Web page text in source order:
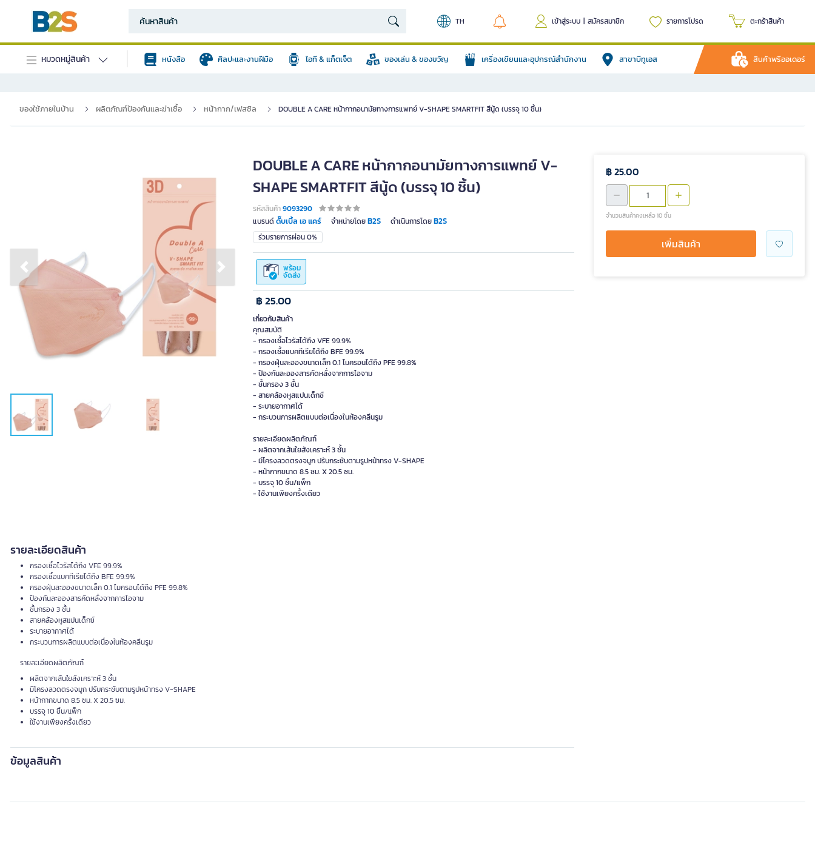
TH เข้าสู่ระบบ | สมัครสมาชิก รายการโปรด ตะกร้าสินค้า
หมวดหมู่สินค้า หนังสือ ศิลปะและงานฝีมือ ไอที & แก็ตเจ็ต ของเล่น & ของขวัญ เครื่องเขียนและอุปกรณ์สำนักงาน สาขาบีทูเอส สินค้าพรีออเดอร์
ของใช้ภายในบ้าน ผลิตภัณฑ์ป้องกันและฆ่าเชื้อ หน้ากาก/เฟสชิล DOUBLE A CARE หน้ากากอนามัยทางการแพทย์ V-SHAPE SMARTFIT สีนู้ด (บรรจุ 10 ชิ้น)
Previous slide Next slide
DOUBLE A CARE หน้ากากอนามัยทางการแพทย์ V-
SHAPE SMARTFIT สีนู้ด (บรรจุ 10 ชิ้น)
รหัสสินค้า9093290
แบรนด์ดั๊บเบิ้ล เอ แคร์ จำหน่ายโดยB2S ดำเนินการโดยB2S
ร่วมรายการผ่อน 0%
พร้อม
จัดส่ง
฿ 25.00
เกี่ยวกับสินค้า
คุณสมบัติ
- กรองเชื้อไวรัสได้ถึง VFE 99.9%
- กรองเชื้อแบคทีเรียได้ถึง BFE 99.9%
- กรองฝุ่นละอองขนาดเล็ก 0.1 ไมครอนได้ถึง PFE 99.8%
- ป้องกันละอองสารคัดหลั่งจากการไอจาม
- ชั้นกรอง 3 ชั้น
- สายคล้องหูสแปนเด็กซ์
- ระบายอากาศได้
- กระบวนการผลิตแบบต่อเนื่องในห้องคลีนรูม
รายละเอียดผลิตภัณฑ์
- ผลิตจากเส้นใยสังเคราะห์ 3 ชั้น
- มีโครงลวดตรงจมูก ปรับกระชับตามรูปหน้าทรง V-SHAPE
- หน้ากากขนาด 8.5 ซม. X 20.5 ซม.
- บรรจุ 10 ชิ้น/แพ็ก
- ใช้งานเพียงครั้งเดียว
รายละเอียดสินค้า
กรองเชื้อไวรัสได้ถึง VFE 99.9%
กรองเชื้อแบคทีเรียได้ถึง BFE 99.9%
กรองฝุ่นละอองขนาดเล็ก 0.1 ไมครอนได้ถึง PFE 99.8%
ป้องกันละอองสารคัดหลั่งจากการไอจาม
ชั้นกรอง 3 ชั้น
สายคล้องหูสแปนเด็กซ์
ระบายอากาศได้
กระบวนการผลิตแบบต่อเนื่องในห้องคลีนรูม
รายละเอียดผลิตภัณฑ์
ผลิตจากเส้นใยสังเคราะห์ 3 ชั้น
มีโครงลวดตรงจมูก ปรับกระชับตามรูปหน้าทรง V-SHAPE
หน้ากากขนาด 8.5 ซม. X 20.5 ซม.
บรรจุ 10 ชิ้น/แพ็ก
ใช้งานเพียงครั้งเดียว
ข้อมูลสินค้า
฿ 25.00
จำนวนสินค้าคงเหลือ 10 ชิ้น
เพิ่มสินค้า